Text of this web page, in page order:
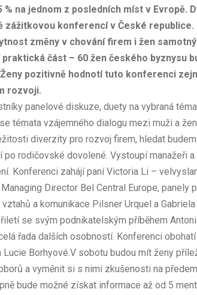
% na jednom z posledních míst v Evropě.
zážitkovou konferencí v České
změny v chování firem i žen
část – 60 žen českého byznysu
pozitivně hodnotí tuto konferenci
rozvoji.
panelové diskuze, duety na vybraná
témata vzájemného dialogu mezi muži a
diverzity pro rozvoj firem, hledat
po rodičovské dovolené. Vystoupí manažeři
Konferenci zahájí paní Victoria Li –
Director Bel Central Europe, panely
a komunikace Pilsner Urquel a
se svým podnikatelským příběhem
řada dalších osobností. Konferenci
Lucie Borhyové.V sobotu budou mít ženy
a vyměnit si s nimi zkušenosti na
bude možné získat informace až od 5